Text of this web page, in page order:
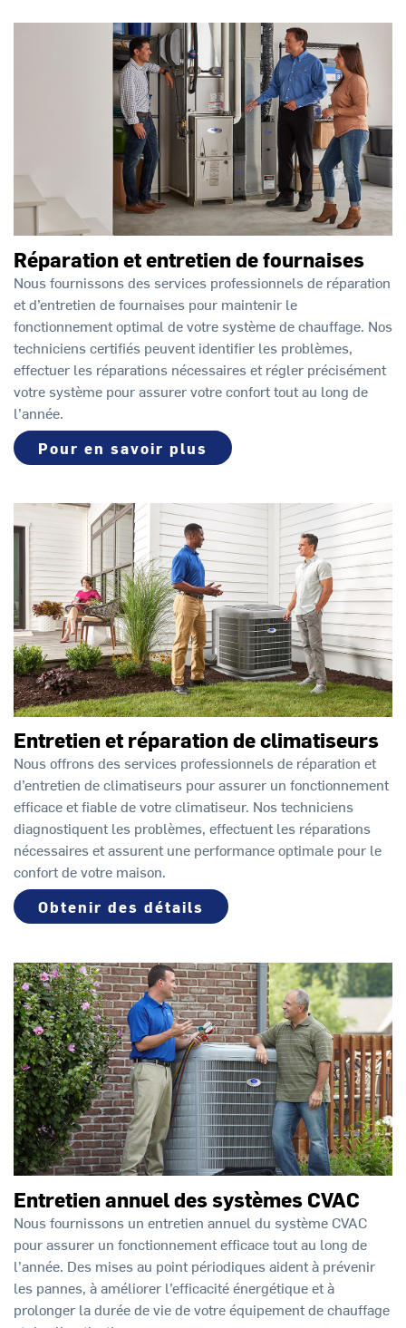
Réparation et entretien de fournaises
Nous fournissons des services professionnels de réparation
et d’entretien de fournaises pour maintenir le
fonctionnement optimal de votre système de chauffage. Nos
techniciens certifiés peuvent identifier les problèmes,
effectuer les réparations nécessaires et régler précisément
votre système pour assurer votre confort tout au long de
l’année.
Pour en savoir plus
Entretien et réparation de climatiseurs
Nous offrons des services professionnels de réparation et
d’entretien de climatiseurs pour assurer un fonctionnement
efficace et fiable de votre climatiseur. Nos techniciens
diagnostiquent les problèmes, effectuent les réparations
nécessaires et assurent une performance optimale pour le
confort de votre maison.
Obtenir des détails
Entretien annuel des systèmes CVAC
Nous fournissons un entretien annuel du système CVAC
pour assurer un fonctionnement efficace tout au long de
l’année. Des mises au point périodiques aident à prévenir
les pannes, à améliorer l’efficacité énergétique et à
prolonger la durée de vie de votre équipement de chauffage